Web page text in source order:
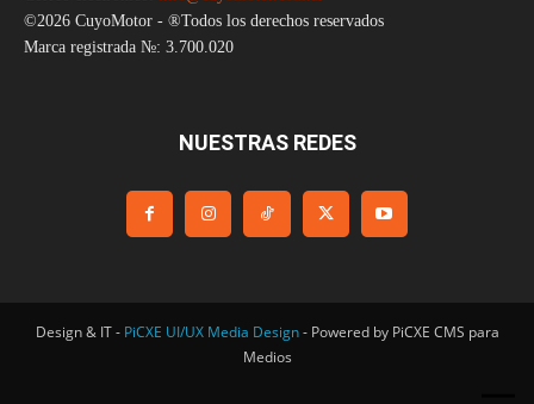
©2026 CuyoMotor - ®Todos los derechos reservados
Marca registrada №: 3.700.020
NUESTRAS REDES
Design & IT - PiCXE UI/UX Media Design- Powered by PiCXE CMS para
Medios